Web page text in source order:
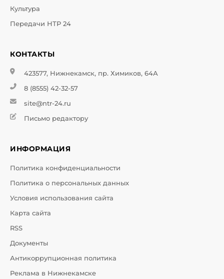
Культура
Передачи НТР 24
КОНТАКТЫ
423577, Нижнекамск, пр. Химиков, 64А
8 (8555) 42-32-57
site@ntr-24.ru
Письмо редактору
ИНФОРМАЦИЯ
Политика конфиденциальности
Политика о персональных данных
Условия использования сайта
Карта сайта
RSS
Документы
Антикоррупционная политика
Реклама в Нижнекамске